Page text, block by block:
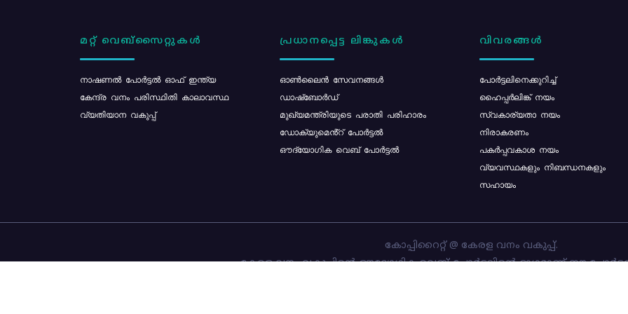
മറ്റ് വെബ്സൈറ്റുകൾ
നാഷണൽ പോർട്ടൽ ഓഫ് ഇന്ത്യ
കേന്ദ്ര വനം പരിസ്ഥിതി കാലാവസ്ഥ
വ്യതിയാന വകുപ്പ്
പ്രധാനപ്പെട്ട ലിങ്കുകൾ
ഓൺലൈൻ സേവനങ്ങൾ
ഡാഷ്ബോർഡ്
മുഖ്യമന്ത്രിയുടെ പരാതി പരിഹാരം
ഡോക്യുമെൻ്റ് പോർട്ടൽ
ഔദ്യോഗിക വെബ് പോർട്ടൽ
വിവരങ്ങൾ
പോര്‍ട്ടലിനെക്കുറിച്ച്
ഹൈപ്പർലിങ്ക് നയം
സ്വകാര്യതാ നയം
നിരാകരണം
പകർപ്പവകാശ നയം
വ്യവസ്ഥകളും നിബന്ധനകളും
സഹായം
കോപ്പിറൈറ്റ് @ കേരള വനം വകുപ്പ്.
കേരള വനം വകുപ്പിന്റെ ഔദ്യോഗിക വെബ്-പോർട്ടലിന്റെ ഭാഗമാണ് ഈ